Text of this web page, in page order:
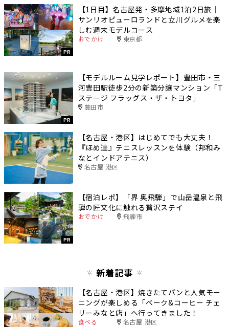
PR
【1日目】名古屋発・多摩地域1泊2日旅｜
サンリオピューロランドと立川グルメを楽
しむ週末モデルコース
おでかけ 東京都
PR
【モデルルーム見学レポート】豊田市・三
河豊田駅徒歩2分の新築分譲マンション「T
ステージ フラッグス・ザ・トヨタ」
豊田市
【名古屋・港区】はじめてでも大丈夫！
『ほめ達』テニスレッスンを体験（邦和み
なとインドアテニス）
名古屋 港区
PR
【宿泊レポ】「界 奥飛騨」で山岳温泉と飛
騨の匠文化に触れる贅沢ステイ
おでかけ 飛騨市
新着記事
【名古屋・港区】焼きたてパンと人気モー
ニングが楽しめる「ベーク&コーヒー チェ
リーみなと店」へ行ってきました！
食べる 名古屋 港区